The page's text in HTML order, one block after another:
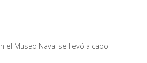
el Museo Naval se llevó a cabo